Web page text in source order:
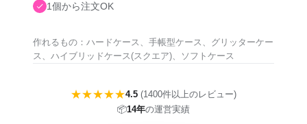
1個から注文OK
作れるもの：ハードケース、手帳型ケース、グリッターケー
ス、ハイブリッドケース(スクエア)、ソフトケース
★★★★★4.5 (1400件以上のレビュー)
📦14年の運営実績